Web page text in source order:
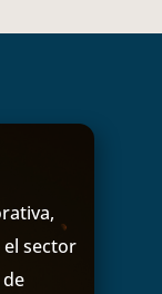
sector